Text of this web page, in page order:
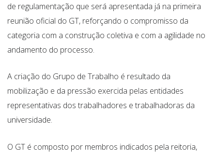
de regulamentação que será apresentada já na primeira
reunião oficial do GT, reforçando o compromisso da
categoria com a construção coletiva e com a agilidade no
andamento do processo.
A criação do Grupo de Trabalho é resultado da
mobilização e da pressão exercida pelas entidades
representativas dos trabalhadores e trabalhadoras da
universidade.
O GT é composto por membros indicados pela reitoria,